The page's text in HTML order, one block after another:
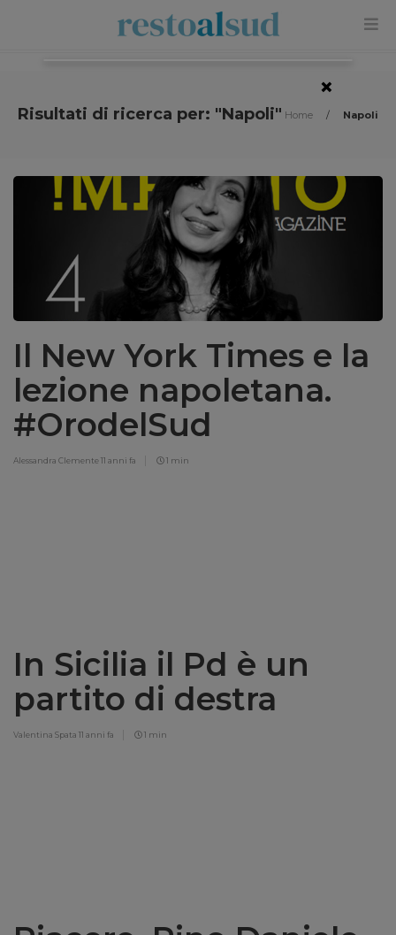
Risultati di ricerca per: "Napoli" Home / Napoli
Il New York Times e la
lezione napoletana.
#OrodelSud
Alessandra Clemente11 anni fa 1 min
In Sicilia il Pd è un
partito di destra
Valentina Spata 11 anni fa 1 min
×